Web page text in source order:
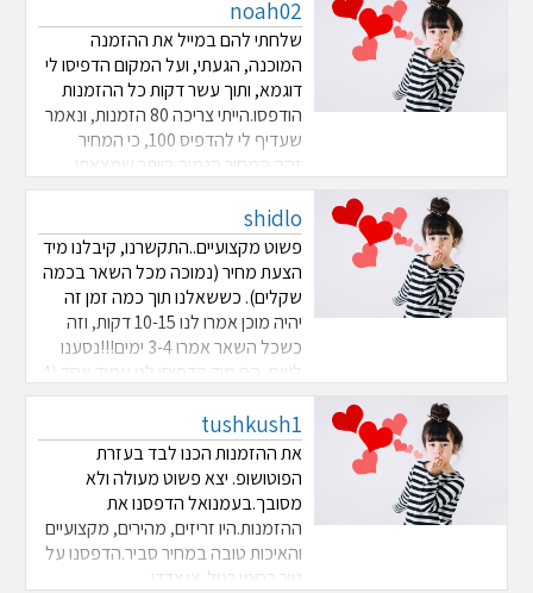
ממליצים לחלוטין!חשוב לציין שמדובר
בסניף בת"א.
noah02
שלחתי להם במייל את ההזמנה
המוכנה, הגעתי, ועל המקום הדפיסו לי
דוגמא, ותוך עשר דקות כל ההזמנות
הודפסו.הייתי צריכה 80 הזמנות, ונאמר
שעדיף לי להדפיס 100, כי המחיר
זהה.המחיר הנמוך ביותר שמצאתי
למס' הזמנות כזה.
shidlo
פשוט מקצועיים..התקשרנו, קיבלנו מיד
הצעת מחיר (נמוכה מכל השאר בכמה
שקלים). כששאלנו תוך כמה זמן זה
יהיה מוכן אמרו לנו 10-15 דקות, וזה
כשכל השאר אמרו 3-4 ימים!!!נסענו
לשם, הם מיד הדפיסו לנו עמוד אחד (4
הזמנות) לדוגמא ומיד הבחור שם הציע
שנכהה טיפה את הצבע. ביקשנו לראות
איך יצא עם צבע כהה יותר והוא הדפיס
...
tushkush1
את ההזמנות הכנו לבד בעזרת
הפוטושופ. יצא פשוט מעולה ולא
מסובך.בעמנואל הדפסנו את
ההזמנות.היו זריזים, מהירים, מקצועיים
והאיכות טובה במחיר סביר.הדפסנו על
נייר כרומו רגיל. צו צדדי.